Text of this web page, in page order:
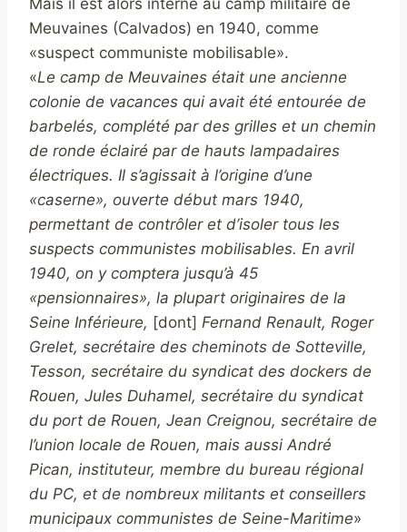
Meuvaines (Calvados) en 1940, comme
«suspect communiste mobilisable».
«Le camp de Meuvaines était une ancienne
colonie de vacances qui avait été entourée de
barbelés, complété par des grilles et un chemin
de ronde éclairé par de hauts lampadaires
électriques. Il s’agissait à l’origine d’une
«caserne», ouverte début mars 1940,
permettant de contrôler et d’isoler tous les
suspects communistes mobilisables. En avril
1940, on y comptera jusqu’à 45
«pensionnaires», la plupart originaires de la
Seine Inférieure, [dont] Fernand Renault, Roger
Grelet, secrétaire des cheminots de Sotteville,
Tesson, secrétaire du syndicat des dockers de
Rouen, Jules Duhamel, secrétaire du syndicat
du port de Rouen, Jean Creignou, secrétaire de
l’union locale de Rouen, mais aussi André
Pican, instituteur, membre du bureau régional
du PC, et de nombreux militants et conseillers
municipaux communistes de Seine-Maritime»